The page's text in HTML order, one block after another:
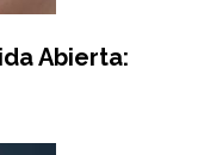
Abierta: